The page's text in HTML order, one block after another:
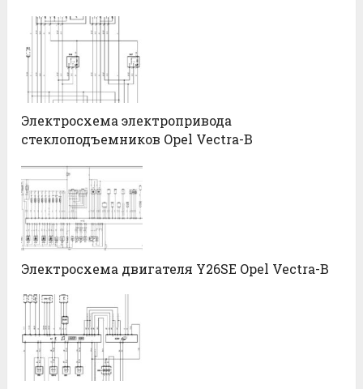
Электросхема электропривода
стеклоподъемников Opel Vectra-B
Электросхема двигателя Y26SE Opel Vectra-B